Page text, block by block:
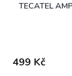
TECATEL
499 Kč